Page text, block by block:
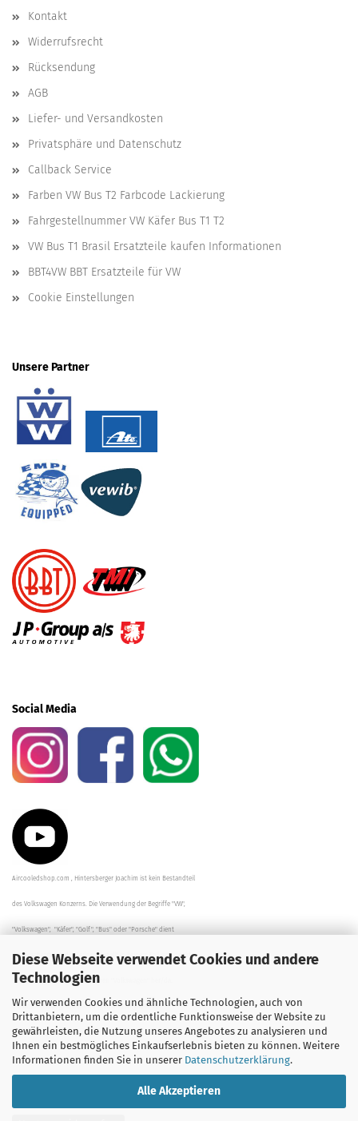
Diese Webseite verwendet Cookies und andere
Technologien
Wir verwenden Cookies und ähnliche Technologien, auch von
Drittanbietern, um die ordentliche Funktionsweise der Website zu
gewährleisten, die Nutzung unseres Angebotes zu analysieren und
Ihnen ein bestmögliches Einkaufserlebnis bieten zu können. Weitere
Informationen finden Sie in unserer Datenschutzerklärung.
Alle Akzeptieren
Kontakt
Widerrufsrecht
Rücksendung
AGB
Liefer- und Versandkosten
Privatsphäre und Datenschutz
Callback Service
Farben VW Bus T2 Farbcode Lackierung
Fahrgestellnummer VW Käfer Bus T1 T2
VW Bus T1 Brasil Ersatzteile kaufen Informationen
BBT4VW BBT Ersatzteile für VW
Cookie Einstellungen
Unsere Partner
Social Media
Aircooledshop.com , Hintersberger Joachim ist kein Bestandteil
des Volkswagen Konzerns. Die Verwendung der Begriffe "VW",
"Volkswagen", "Käfer", "Golf", "Bus" oder "Porsche" dient
der Beschreibung der Teile und stellt in keinem Fall eine direkte
Verbindung zu dem Unternehmen "Volkswagen" her/da.
Die Beschreibungen, Zeichnungen und Angaben zur
Verwendung sind sorgfältig überprüft worden.